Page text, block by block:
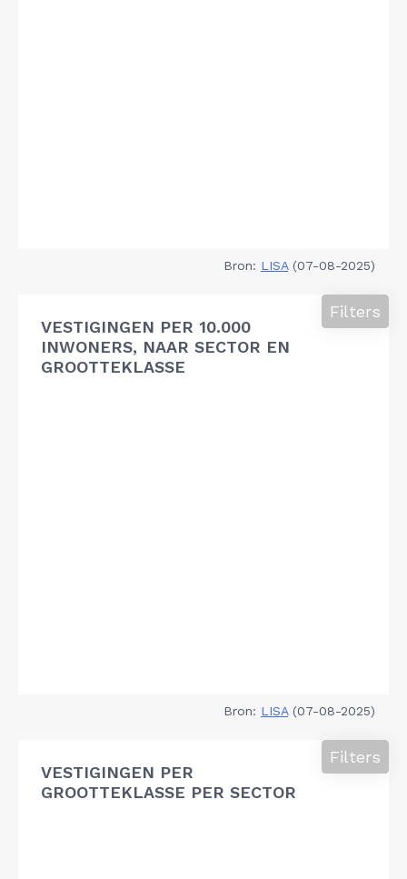
Bron: LISA(07-08-2025)
VESTIGINGEN PER 10.000
INWONERS, NAAR SECTOR EN
GROOTTEKLASSE
Filters
Bron: LISA(07-08-2025)
VESTIGINGEN PER
GROOTTEKLASSE PER SECTOR
Filters